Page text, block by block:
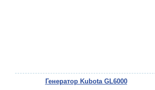
Генератор Kubota GL6000